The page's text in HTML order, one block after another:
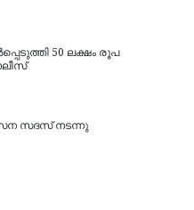
50 ലക്ഷം രൂപ
സദസ് നടന്നു